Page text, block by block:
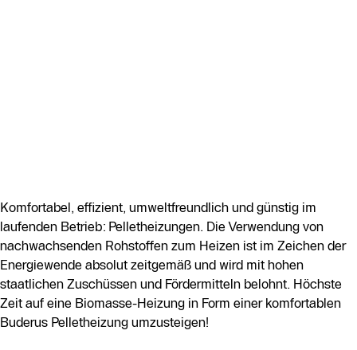
Komfortabel, effizient, umweltfreundlich und günstig im
laufenden Betrieb: Pelletheizungen. Die Verwendung von
nachwachsenden Rohstoffen zum Heizen ist im Zeichen der
Energiewende absolut zeitgemäß und wird mit hohen
staatlichen Zuschüssen und Fördermitteln belohnt. Höchste
Zeit auf eine Biomasse-Heizung in Form einer komfortablen
Buderus Pelletheizung umzusteigen!